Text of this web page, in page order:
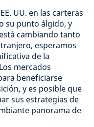
UU. en las carteras
su punto álgido, y
cambiando tanto
esperamos
de la
mercados
beneficiarse
y es posible que
sus estrategias de
panorama de